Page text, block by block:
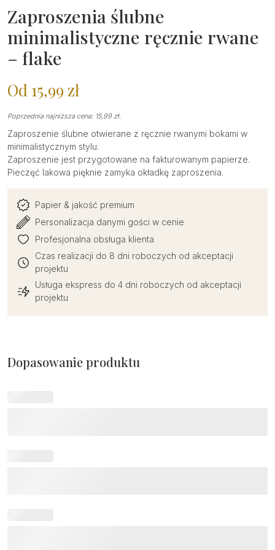
Zaproszenia ślubne
minimalistyczne ręcznie rwane
– flake
Od 15,99 zł
Poprzednia najniższa cena: 15,99 zł.
Zaproszenie ślubne otwierane z ręcznie rwanymi bokami w
minimalistycznym stylu.
Zaproszenie jest przygotowane na fakturowanym papierze.
Pieczęć lakowa pięknie zamyka okładkę zaproszenia.
Papier & jakość premium
Personalizacja danymi gości w cenie
Profesjonalna obsługa klienta
Czas realizacji do 8 dni roboczych od akceptacji
projektu
Usługa ekspress do 4 dni roboczych od akceptacji
projektu
Dopasowanie produktu